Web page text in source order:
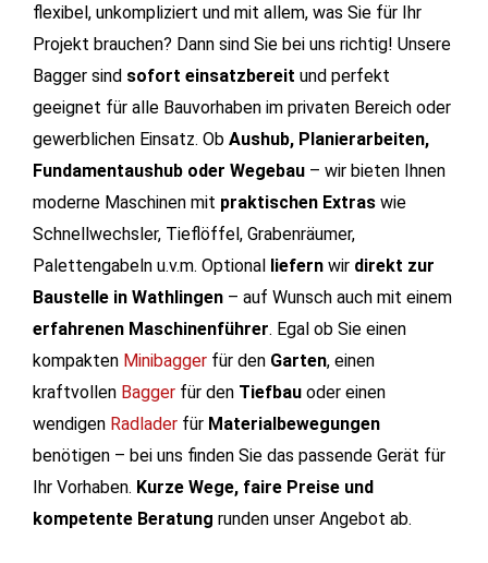
flexibel, unkompliziert und mit allem, was Sie für Ihr
Projekt brauchen? Dann sind Sie bei uns richtig! Unsere
Bagger sind sofort einsatzbereit und perfekt
geeignet für alle Bauvorhaben im privaten Bereich oder
gewerblichen Einsatz. Ob Aushub, Planierarbeiten,
Fundamentaushub oder Wegebau – wir bieten Ihnen
moderne Maschinen mit praktischen Extras wie
Schnellwechsler, Tieflöffel, Grabenräumer,
Palettengabeln u.v.m. Optional liefern wir direkt zur
Baustelle in Wathlingen – auf Wunsch auch mit einem
erfahrenen Maschinenführer. Egal ob Sie einen
kompakten Minibagger für den Garten, einen
kraftvollen Bagger für den Tiefbau oder einen
wendigen Radlader für Materialbewegungen
benötigen – bei uns finden Sie das passende Gerät für
Ihr Vorhaben. Kurze Wege, faire Preise und
kompetente Beratung runden unser Angebot ab.